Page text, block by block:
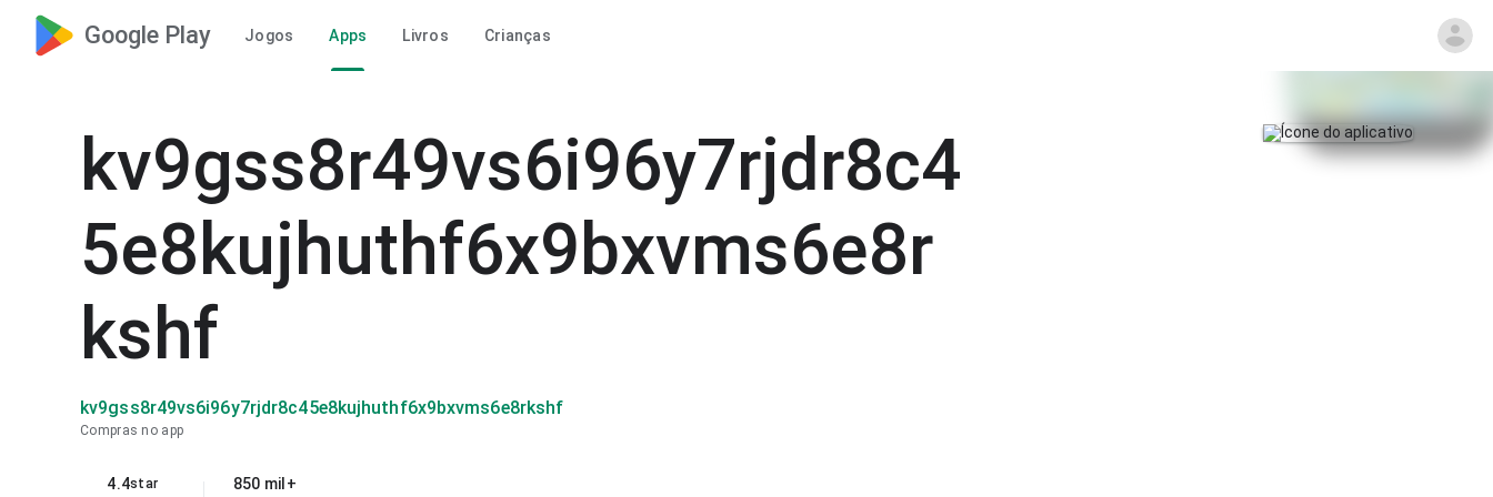
Google Play Jogos Apps Livros Crianças
kv9gss8r49vs6i96y7rjdr8c4
5e8kujhuthf6x9bxvms6e8r
kshf
kv9gss8r49vs6i96y7rjdr8c45e8kujhuthf6x9bxvms6e8rkshf
Compras no app
4.4star
850 mil+